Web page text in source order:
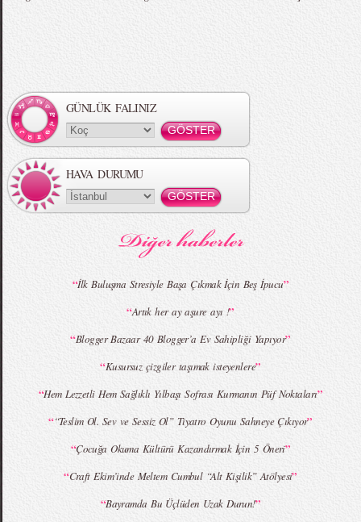
MBFWI - Gülçin Çengel 2015 Yaz
MBFWI - Zeynep Erdoğan 2015 Yaz
MBFWI - Giray Sepin 2015 Yaz Koleksiyonu MBFWI - Burçe Bekrek 2015 Yaz Koleksiyonu
GÜNLÜK FALINIZ
HAVA DURUMU
“İlk Buluşma Stresiyle Başa Çıkmak İçin Beş İpucu”
“Artık her ay aşure ayı !”
“Blogger Bazaar 40 Blogger’a Ev Sahipliği Yapıyor”
“Kusursuz çizgiler taşımak isteyenlere”
“Hem Lezzetli Hem Sağlıklı Yılbaşı Sofrası Kurmanın Püf Noktaları”
““Teslim Ol. Sev ve Sessiz Ol” Tiyatro Oyunu Sahneye Çıkıyor”
“Çocuğa Okuma Kültürü Kazandırmak İçin 5 Öneri”
“Craft Ekim’inde Meltem Cumbul “Alt Kişilik” Atölyesi”
“Bayramda Bu Üçlüden Uzak Durun!”